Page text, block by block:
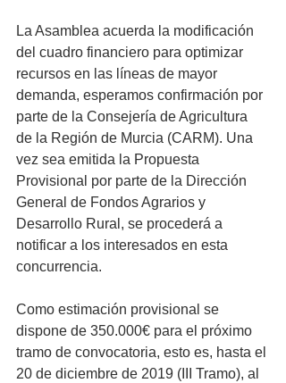
La Asamblea acuerda la modificación
del cuadro financiero para optimizar
recursos en las líneas de mayor
demanda, esperamos confirmación por
parte de la Consejería de Agricultura
de la Región de Murcia (CARM). Una
vez sea emitida la Propuesta
Provisional por parte de la Dirección
General de Fondos Agrarios y
Desarrollo Rural, se procederá a
notificar a los interesados en esta
concurrencia.
Como estimación provisional se
dispone de 350.000€ para el próximo
tramo de convocatoria, esto es, hasta el
20 de diciembre de 2019 (III Tramo), al